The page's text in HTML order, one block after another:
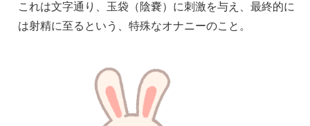
これは文字通り、玉袋（陰嚢）に刺激を与え、最終的に
は射精に至るという、特殊なオナニーのこと。